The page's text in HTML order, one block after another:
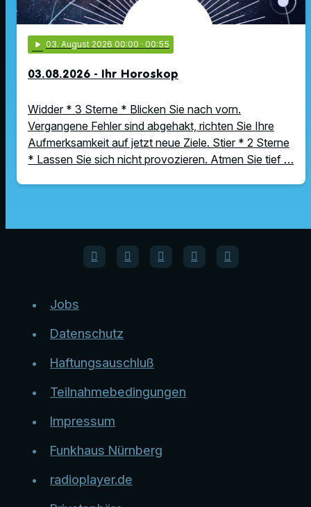
play_arrow 03. August 2026 00:00 · 00:55
03.08.2026 - Ihr Horoskop
Widder * 3 Sterne * Blicken Sie nach vorn.
Vergangene Fehler sind abgehakt, richten Sie Ihre
Aufmerksamkeit auf jetzt neue Ziele. Stier * 2 Sterne
* Lassen Sie sich nicht provozieren. Atmen Sie tief …
Jobs
Datenschutz
Haftungsauschluß
Teilnahmebedingungen
Impressum
Funkhaus Nürnberg
radioplayer.de